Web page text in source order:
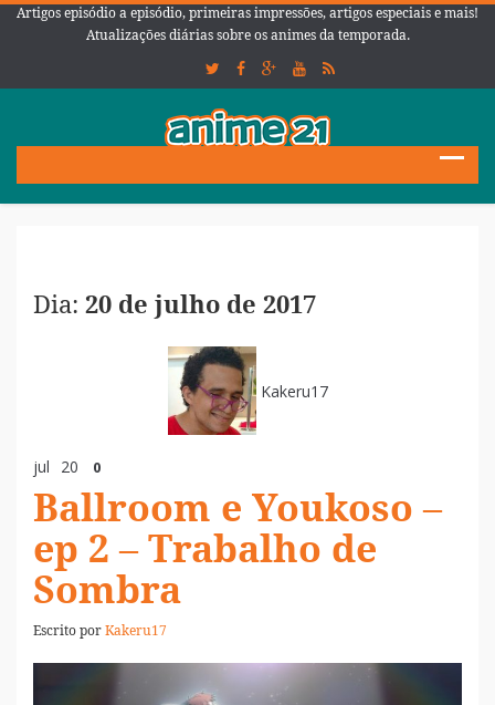
Artigos episódio a episódio, primeiras impressões, artigos especiais e mais!
Atualizações diárias sobre os animes da temporada.
Dia: 20 de julho de 2017
Kakeru17
jul 20 0
Ballroom e Youkoso –
ep 2 – Trabalho de
Sombra
Escrito porKakeru17